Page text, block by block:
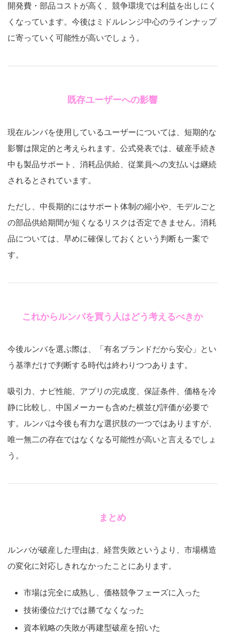
開発費・部品コストが高く、競争環境では利益を出しにく
くなっています。今後はミドルレンジ中心のラインナップ
に寄っていく可能性が高いでしょう。
既存ユーザーへの影響
現在ルンバを使用しているユーザーについては、短期的な
影響は限定的と考えられます。公式発表では、破産手続き
中も製品サポート、消耗品供給、従業員への支払いは継続
されるとされています。
ただし、中長期的にはサポート体制の縮小や、モデルごと
の部品供給期間が短くなるリスクは否定できません。消耗
品については、早めに確保しておくという判断も一案で
す。
これからルンバを買う人はどう考えるべきか
今後ルンバを選ぶ際は、「有名ブランドだから安心」とい
う基準だけで判断する時代は終わりつつあります。
吸引力、ナビ性能、アプリの完成度、保証条件、価格を冷
静に比較し、中国メーカーも含めた横並び評価が必要で
す。ルンバは今後も有力な選択肢の一つではありますが、
唯一無二の存在ではなくなる可能性が高いと言えるでしょ
う。
まとめ
ルンバが破産した理由は、経営失敗というより、市場構造
の変化に対応しきれなかったことにあります。
市場は完全に成熟し、価格競争フェーズに入った
技術優位だけでは勝てなくなった
資本戦略の失敗が再建型破産を招いた